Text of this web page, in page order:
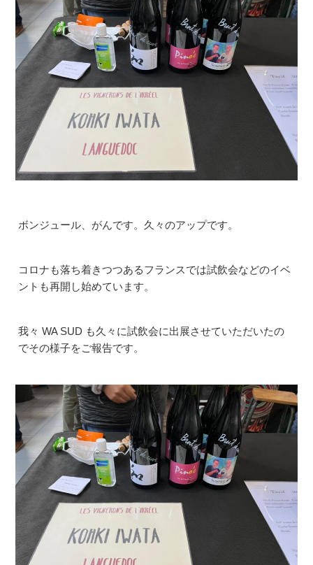
ボンジュール、がんです。久々のアップです。
コロナも落ち着きつつあるフランスでは試飲会などのイベ
ントも再開し始めています。
我々 WA SUD も久々に試飲会に出展させていただいたの
でその様子をご報告です。